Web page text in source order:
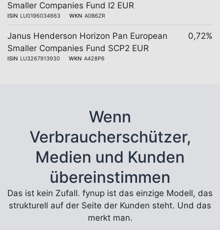
Smaller Companies Fund I2 EUR
ISIN LU0196034663 WKN A0B6ZR
Janus Henderson Horizon Pan European
Smaller Companies Fund SCP2 EUR
ISIN LU3267913930 WKN A428P6
0,72%
Wenn
Verbraucherschützer,
Medien und Kunden
übereinstimmen
Das ist kein Zufall. fynup ist das einzige Modell, das
strukturell auf der Seite der Kunden steht. Und das
merkt man.